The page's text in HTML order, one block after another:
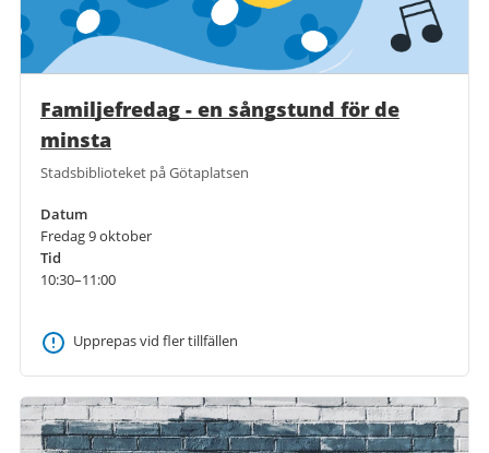
Familjefredag - en sångstund för de
minsta
Stadsbiblioteket på Götaplatsen
Datum
Fredag 9 oktober
Tid
10:30–11:00
Upprepas vid fler tillfällen